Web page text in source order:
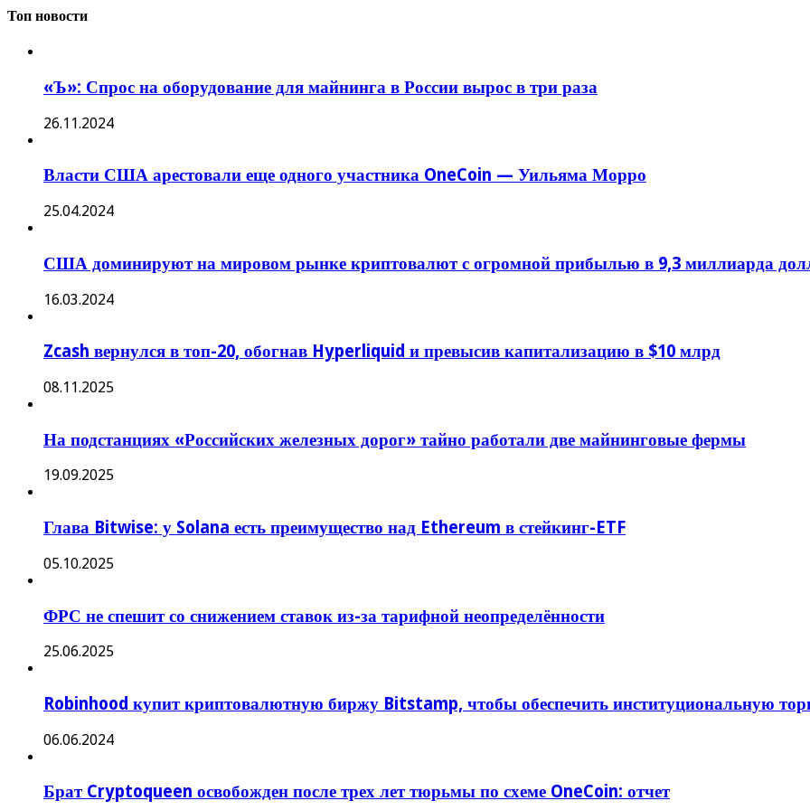
Топ новости
«Ъ»: Спрос на оборудование для майнинга в России вырос в три раза
26.11.2024
Власти США арестовали еще одного участника OneCoin — Уильяма Морро
25.04.2024
США доминируют на мировом рынке криптовалют с огромной прибылью в 9,3 миллиарда
16.03.2024
Zcash вернулся в топ-20, обогнав Hyperliquid и превысив капитализацию в $10 млрд
08.11.2025
На подстанциях «Российских железных дорог» тайно работали две майнинговые фермы
19.09.2025
Глава Bitwise: у Solana есть преимущество над Ethereum в стейкинг-ETF
05.10.2025
ФРС не спешит со снижением ставок из-за тарифной неопределённости
25.06.2025
Robinhood купит криптовалютную биржу Bitstamp, чтобы обеспечить институциональную
06.06.2024
Брат Cryptoqueen освобожден после трех лет тюрьмы по схеме OneCoin: отчет